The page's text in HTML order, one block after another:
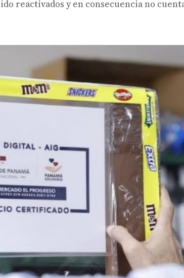
reactivados y en consecuencia no